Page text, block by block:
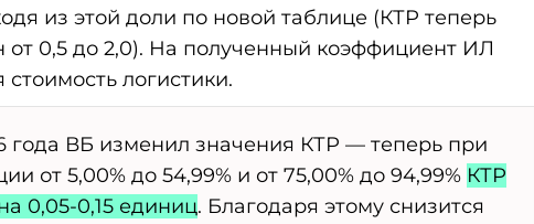
из этой доли по новой таблице (КТР теперь
от 0,5 до 2,0). На полученный коэффициент ИЛ
логистики.
года ВБ изменил значения КТР — теперь при
от 5,00% до 54,99% и от 75,00% до 94,99% КТР
0,05-0,15 единиц. Благодаря этому снизится